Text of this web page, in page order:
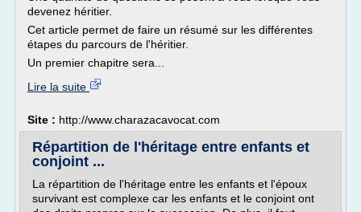
devenez héritier.
Cet article permet de faire un résumé sur les différentes
étapes du parcours de l'héritier.
Un premier chapitre sera...
Lire la suite
Site : http://www.charazacavocat.com
Répartition de l'héritage entre enfants et
conjoint ...
La répartition de l'héritage entre les enfants et l'époux
survivant est complexe car les enfants et le conjoint ont